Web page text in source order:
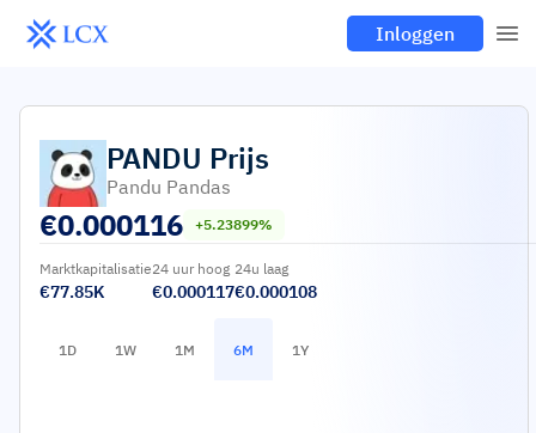
Inloggen
PANDU Prijs
Pandu Pandas
€0.000116 +5.23899%
Marktkapitalisatie
€77.85K
24 uur hoog
€0.000117
24u laag
€0.000108
1D 1W 1M 6M 1Y